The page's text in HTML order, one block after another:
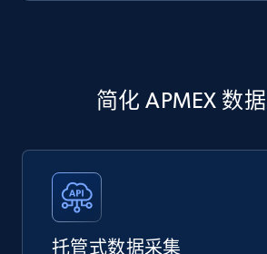
简化 APMEX 数
托管式数据采集